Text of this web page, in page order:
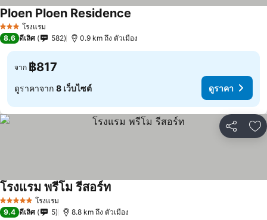
3 ดาว โรงแรม
Ploen Ploen Residence
8.6 ดีเลิศ 582 0.9 km ถึง ตัวเมือง
จาก ฿817
ดูราคาจาก 8 เว็บไซต์ ดูราคา
แชร์ เ
5 ดาว โรงแรม
โรงแรม พรีโม รีสอร์ทดูราคา
9.4 ดีเลิศ 5 8.8 km ถึง ตัวเมือง